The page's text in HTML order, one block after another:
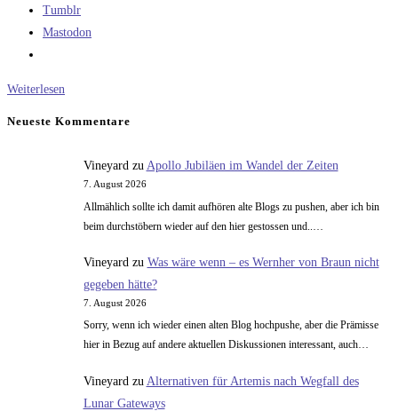
Tumblr
Mastodon
Weiterlesen
Delta
Neueste Kommentare
Vineyardzu Apollo Jubiläen im Wandel der Zeiten
7. August 2026
Allmählich sollte ich damit aufhören alte Blogs zu pushen, aber ich bin
beim durchstöbern wieder auf den hier gestossen und..…
Vineyard zu Was wäre wenn – es Wernher von Braun nicht
gegeben hätte?
7. August 2026
Sorry, wenn ich wieder einen alten Blog hochpushe, aber die Prämisse
hier in Bezug auf andere aktuellen Diskussionen interessant, auch…
Vineyard zu Alternativen für Artemis nach Wegfall des
Lunar Gateways